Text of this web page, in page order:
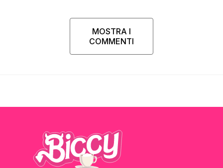
MOSTRA I
COMMENTI